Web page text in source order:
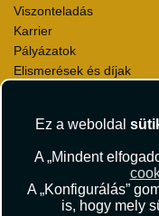
Ez a weboldal
A „Mindent
A „Konfigurálás”
is, hogy mely
Viszonteladás
Karrier
Pályázatok
Elismerések és díjak
Utazási Csomag
Útlemondás-biztosítás
Utasbiztosítás
Repülőjegy Szerződési
Adatvédelem